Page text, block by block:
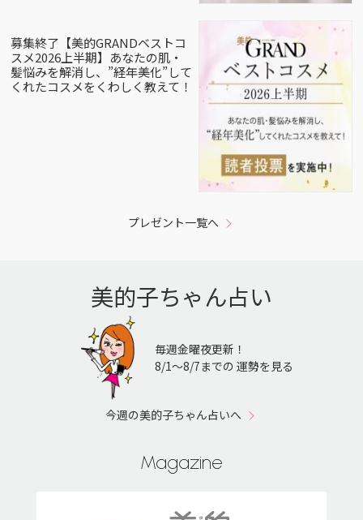
募集終了【美的GRANDベストコ
スメ2026上半期】あなたの肌・
髪悩みを解消し、”経年美化”して
くれたコスメをくわしく教えて！
プレゼント一覧へ
美的子ちゃん占い
毎週金曜夜更新！
8/1〜8/7までの 運勢を見る
今週の美的子ちゃん占いへ
Magazine